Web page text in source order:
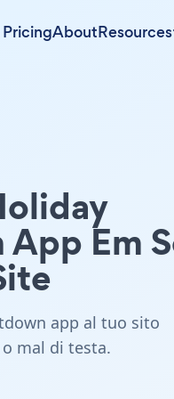
PricingAboutResources
Em
app al tuo sito
mal di testa.